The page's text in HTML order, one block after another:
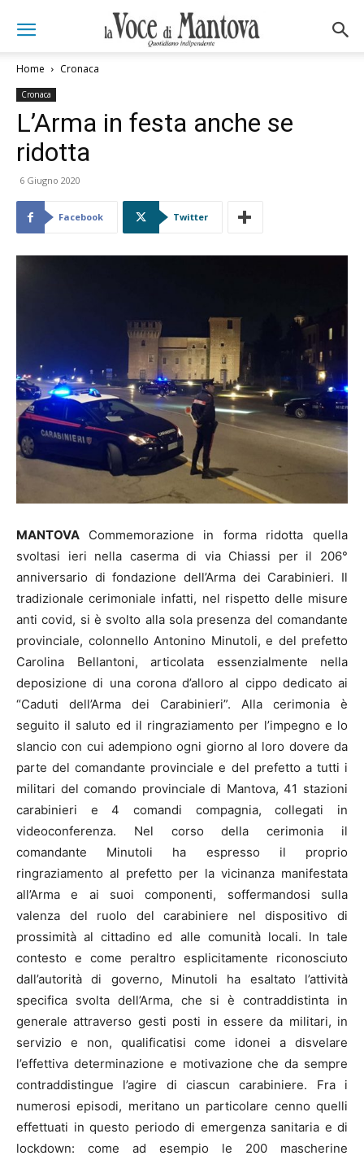
Home Cronaca
Cronaca
L’Arma in festa anche se
ridotta
6 Giugno 2020
Facebook Twitter
MANTOVA Commemorazione in forma ridotta quella
svoltasi ieri nella caserma di via Chiassi per il 206°
anniversario di fondazione dell’Arma dei Carabinieri. Il
tradizionale cerimoniale infatti, nel rispetto delle misure
anti covid, si è svolto alla sola presenza del comandante
provinciale, colonnello Antonino Minutoli, e del prefetto
Carolina Bellantoni, articolata essenzialmente nella
deposizione di una corona d’alloro al cippo dedicato ai
“Caduti dell’Arma dei Carabinieri”. Alla cerimonia è
seguito il saluto ed il ringraziamento per l’impegno e lo
slancio con cui adempiono ogni giorno al loro dovere da
parte del comandante provinciale e del prefetto a tutti i
militari del comando provinciale di Mantova, 41 stazioni
carabinieri e 4 comandi compagnia, collegati in
videoconferenza. Nel corso della cerimonia il
comandante Minutoli ha espresso il proprio
ringraziamento al prefetto per la vicinanza manifestata
all’Arma e ai suoi componenti, soffermandosi sulla
valenza del ruolo del carabiniere nel dispositivo di
prossimità al cittadino ed alle comunità locali. In tale
contesto e come peraltro esplicitamente riconosciuto
dall’autorità di governo, Minutoli ha esaltato l’attività
specifica svolta dell’Arma, che si è contraddistinta in
generale attraverso gesti posti in essere da militari, in
servizio e non, qualificatisi come idonei a disvelare
l’effettiva determinazione e motivazione che da sempre
contraddistingue l’agire di ciascun carabiniere. Fra i
numerosi episodi, meritano un particolare cenno quelli
effettuati in questo periodo di emergenza sanitaria e di
lockdown: come ad esempio le 200 mascherine